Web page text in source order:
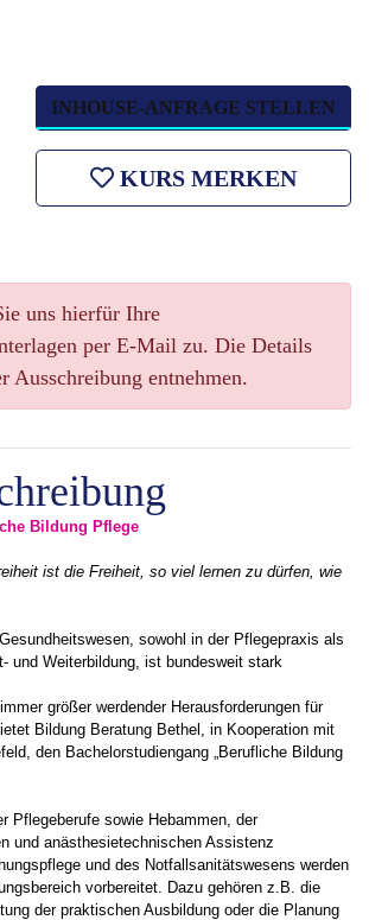
INHOUSE-ANFRAGE STELLEN
KURS MERKEN
uns hierfür Ihre
per E-Mail zu. Die Details
Ausschreibung entnehmen.
Bildung Pflege
ist die Freiheit, so viel lernen zu dürfen, wie
sowohl in der Pflegepraxis als
und Weiterbildung, ist bundesweit stark
größer werdender Herausforderungen für
Bildung Beratung Bethel, in Kooperation mit
den Bachelorstudiengang „Berufliche Bildung
Pflegeberufe sowie Hebammen, der
und anästhesietechnischen Assistenz
und des Notfallsanitätswesens werden
vorbereitet. Dazu gehören z.B. die
der praktischen Ausbildung oder die Planung